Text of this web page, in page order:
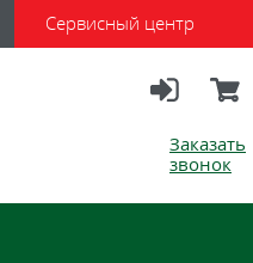
Сервисный центр
Заказать
звонок